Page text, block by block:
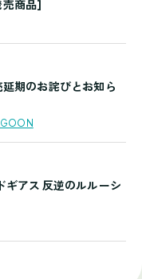
商品]
期のお詫びとお知ら
ギアス 反逆のルルーシ